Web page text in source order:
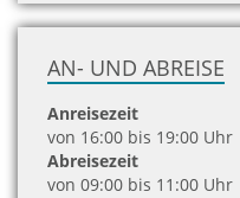
AN- UND ABREISE
Anreisezeit
von 16:00 bis 19:00 Uhr
Abreisezeit
von 09:00 bis 11:00 Uhr